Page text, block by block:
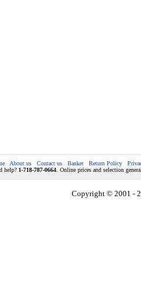
About us Contact us Basket Return Policy
help? 1-718-787-0664 . Online prices and selection
Copyright © 2001 -